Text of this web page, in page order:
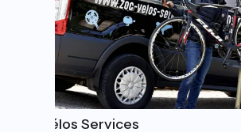
Zoc Vélos Services